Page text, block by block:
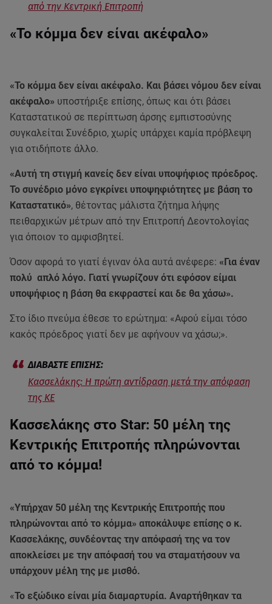
από την Κεντρική Επιτροπή
«Το κόμμα δεν είναι ακέφαλο»
«Το κόμμα δεν είναι ακέφαλο. Και βάσει νόμου δεν είναι
ακέφαλο» υποστήριξε επίσης, όπως και ότι βάσει
Καταστατικού σε περίπτωση άρσης εμπιστοσύνης
συγκαλείται Συνέδριο, χωρίς υπάρχει καμία πρόβλεψη
για οτιδήποτε άλλο.
«Αυτή τη στιγμή κανείς δεν είναι υποψήφιος πρόεδρος.
Το συνέδριο μόνο εγκρίνει υποψηφιότητες με βάση το
Καταστατικό», θέτοντας μάλιστα ζήτημα λήψης
πειθαρχικών μέτρων από την Επιτροπή Δεοντολογίας
για όποιον το αμφισβητεί.
Όσον αφορά το γιατί έγιναν όλα αυτά ανέφερε: «Για έναν
πολύ απλό λόγο. Γιατί γνωρίζουν ότι εφόσον είμαι
υποψήφιος η βάση θα εκφραστεί και δε θα χάσω».
Στο ίδιο πνεύμα έθεσε το ερώτημα: «Αφού είμαι τόσο
κακός πρόεδρος γιατί δεν με αφήνουν να χάσω;».
Κασσελάκης: Η πρώτη αντίδραση μετά την απόφαση
της ΚΕ
Κασσελάκης στο Star: 50 μέλη της
Κεντρικής Επιτροπής πληρώνονται
από το κόμμα!
«Υπήρχαν 50 μέλη της Κεντρικής Επιτροπής που
πληρώνονται από το κόμμα» αποκάλυψε επίσης ο κ.
Κασσελάκης, συνδέοντας την απόφασή της να τον
αποκλείσει με την απόφασή του να σταματήσουν να
υπάρχουν μέλη της με μισθό.
«Το εξώδικο είναι μία διαμαρτυρία. Αναρτήθηκαν τα